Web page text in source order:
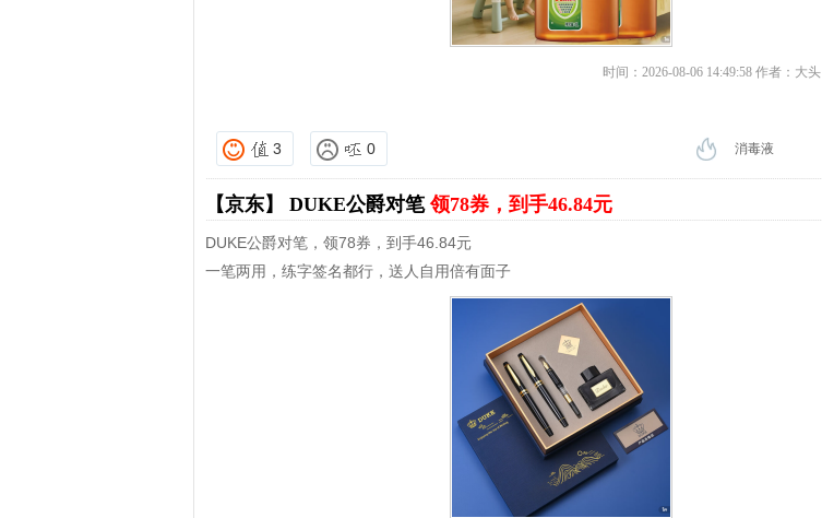
时间：2026-08-06 14:49:58 作者：大头
3 0 消毒液
【京东】 DUKE公爵对笔领78券，到手46.84元
DUKE公爵对笔，领78券，到手46.84元
一笔两用，练字签名都行，送人自用倍有面子